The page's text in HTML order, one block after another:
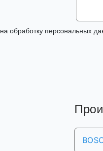
на обработку персональных